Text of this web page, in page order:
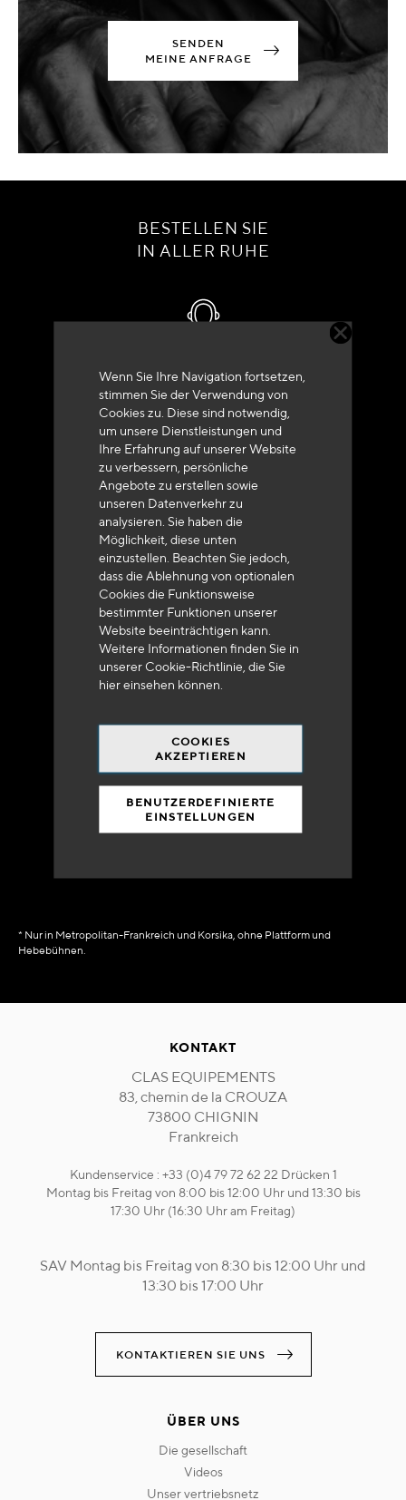
Wenn Sie Ihre Navigation fortsetzen,
stimmen Sie der Verwendung von
Cookies zu. Diese sind notwendig,
um unsere Dienstleistungen und
Ihre Erfahrung auf unserer Website
zu verbessern, persönliche
Angebote zu erstellen sowie
unseren Datenverkehr zu
analysieren. Sie haben die
Möglichkeit, diese unten
einzustellen. Beachten Sie jedoch,
dass die Ablehnung von optionalen
Cookies die Funktionsweise
bestimmter Funktionen unserer
Website beeinträchtigen kann.
Weitere Informationen finden Sie in
unserer Cookie-Richtlinie, die Sie
hiereinsehen können.
COOKIES
AKZEPTIEREN
BENUTZERDEFINIERTE
EINSTELLUNGEN
SENDEN
MEINE ANFRAGE
BESTELLEN SIE
IN ALLER RUHE
Kundenservice
+33 (0)4 79 72 62 22 Drücken 1
Lieferung innerhalb von 48 bis 72 Stunden in
Metropolitan-Frankreich
Versandkostenfrei
bei 250 Euros*
90% des Katalogs
in Verfügbarkeit
* Nur in Metropolitan-Frankreich und Korsika, ohne Plattform und
Hebebühnen.
KONTAKT
CLAS EQUIPEMENTS
83, chemin de la CROUZA
73800 CHIGNIN
Frankreich
Kundenservice : +33 (0)4 79 72 62 22 Drücken 1
Montag bis Freitag von 8:00 bis 12:00 Uhr und 13:30 bis
17:30 Uhr (16:30 Uhr am Freitag)
SAV Montag bis Freitag von 8:30 bis 12:00 Uhr und
13:30 bis 17:00 Uhr
KONTAKTIEREN SIE UNS
ÜBER UNS
die gesellschaft
videos
unser vertriebsnetz